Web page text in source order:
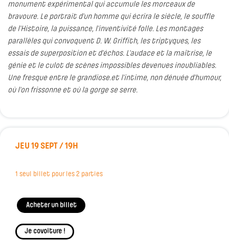
monument expérimental qui accumule les morceaux de
bravoure. Le portrait d’un homme qui écrira le siècle, le souffle
de l’Histoire, la puissance, l’inventivité folle. Les montages
parallèles qui convoquent D. W. Griffith, les triptyques, les
essais de superposition et d’échos. L’audace et la maîtrise, le
génie et le culot de scènes impossibles devenues inoubliables.
Une fresque entre le grandiose.et l’intime, non dénuée d’humour,
où l’on frissonne et où la gorge se serre.
JEU 19 SEPT / 19H
1 seul billet pour les 2 parties
Acheter un billet
Je covoiture !